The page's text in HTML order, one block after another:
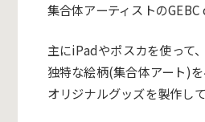
集合体アーティストのGEBC
主にiPadやポスカを使って
独特な絵柄(集合体アート)を
オリジナルグッズを製作して